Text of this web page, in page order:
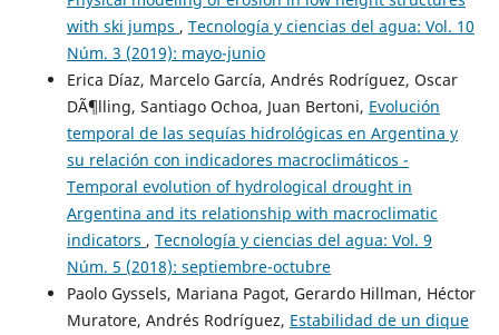
with ski jumps , Tecnología y ciencias del agua: Vol. 10
Núm. 3 (2019): mayo-junio
Erica Díaz, Marcelo García, Andrés Rodríguez, Oscar
DÃ¶lling, Santiago Ochoa, Juan Bertoni, Evolución
temporal de las sequías hidrológicas en Argentina y
su relación con indicadores macroclimáticos -
Temporal evolution of hydrological drought in
Argentina and its relationship with macroclimatic
indicators , Tecnología y ciencias del agua: Vol. 9
Núm. 5 (2018): septiembre-octubre
Paolo Gyssels, Mariana Pagot, Gerardo Hillman, Héctor
Muratore, Andrés Rodríguez, Estabilidad de un dique